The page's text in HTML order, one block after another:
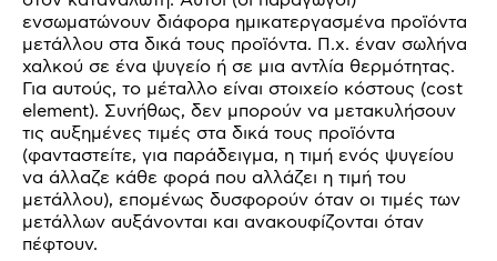
ενσωματώνουν διάφορα ημικατεργασμένα προϊόντα
μετάλλου στα δικά τους προϊόντα. Π.χ. έναν σωλήνα
χαλκού σε ένα ψυγείο ή σε μια αντλία θερμότητας.
Για αυτούς, το μέταλλο είναι στοιχείο κόστους (cost
element). Συνήθως, δεν μπορούν να μετακυλήσουν
τις αυξημένες τιμές στα δικά τους προϊόντα
(φανταστείτε, για παράδειγμα, η τιμή ενός ψυγείου
να άλλαζε κάθε φορά που αλλάζει η τιμή του
μετάλλου), επομένως δυσφορούν όταν οι τιμές των
μετάλλων αυξάνονται και ανακουφίζονται όταν
πέφτουν.